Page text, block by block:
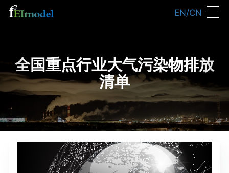
EN/CN
全国重点行业大气污染物排放
清单
Previous